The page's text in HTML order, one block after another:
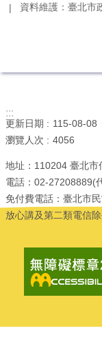
資料維護：臺北市
:::
更新日期
115-08-08
瀏覽人次
4056
地址：110204 臺北市
電話：02-27208889(
免付費電話：臺北市
放心講及第二類電信